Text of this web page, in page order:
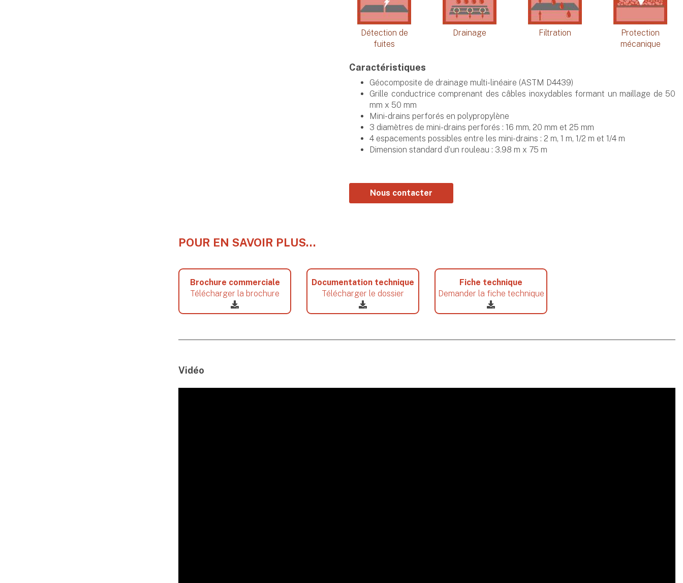
Détection de
fuites
Drainage Filtration
Protection
mécanique
Caractéristiques
Géocomposite de drainage multi-linéaire (ASTM D4439)
Grille conductrice comprenant des câbles inoxydables formant un maillage de 50
mm x 50 mm
Mini-drains perforés en polypropylène
3 diamètres de mini-drains perforés : 16 mm, 20 mm et 25 mm
4 espacements possibles entre les mini-drains : 2 m, 1 m, 1/2 m et 1/4 m
Dimension standard d’un rouleau : 3.98 m x 75 m
Nous contacter
POUR EN SAVOIR PLUS…
Brochure commerciale
Télécharger la brochure
Documentation technique
Télécharger le dossier
Fiche technique
Demander la fiche technique
Vidéo